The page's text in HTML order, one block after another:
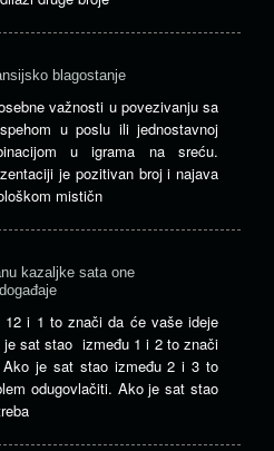
blagostanje
važnosti u povezivanju sa
u poslu ili jednostavnoj
u igrama na sreću.
je pozitivan broj i najava
mističn
kazaljke sata one
i 1 to znači da će vaše ideje
je sat stao između 1 i 2 to znači
je sat stao između 2 i 3 to
odugovlačiti. Ako je sat stao